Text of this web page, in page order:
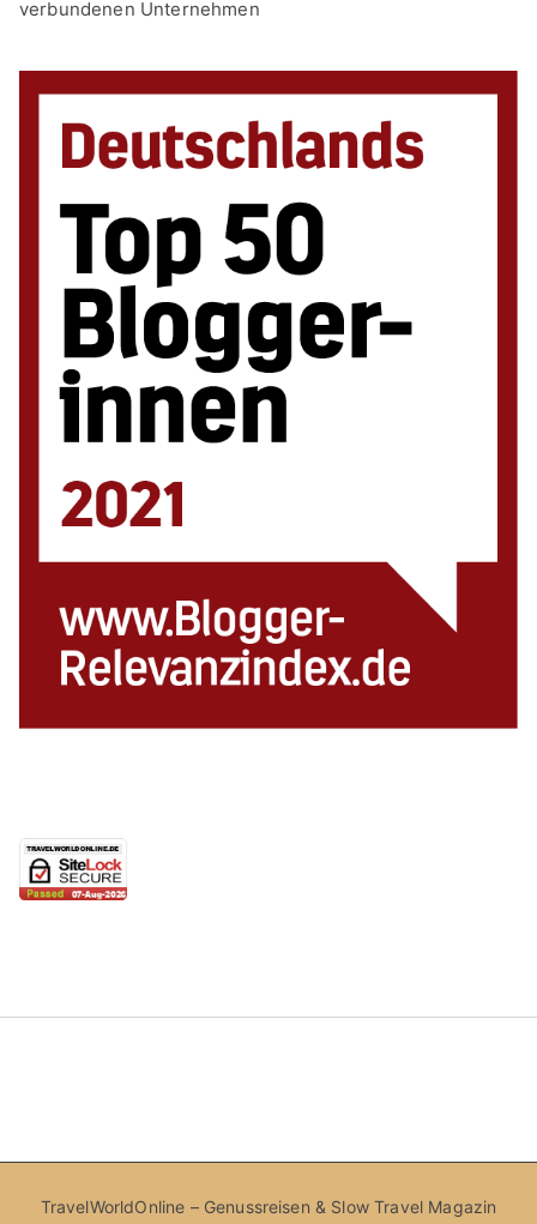
verbundenen Unternehmen
TravelWorldOnline – Genussreisen & Slow Travel Magazin